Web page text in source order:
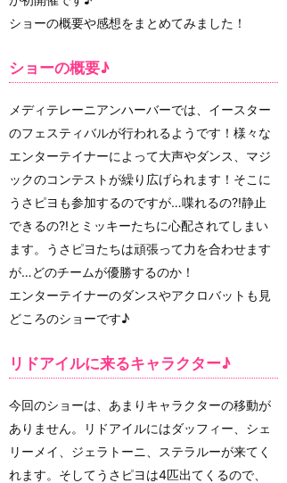
ショーの概要や感想をまとめてみました！
ショーの概要♪
メディテレーニアンハーバーでは、イースター
のフェスティバルが行われるようです！様々な
エンターテイナーによって大声やダンス、マジ
ックのコンテストが繰り広げられます！そこに
うさピヨも参加するのですが…喋れるの?!静止
できるの?!とミッキーたちに心配されてしまい
ます‎。うさピヨたちは頑張って力を合わせます
が…どのチームが優勝するのか！
エンターテイナーのダンスやアクロバットも見
どころのショーです♪
リドアイルに来るキャラクター♪
今回のショーは、あまりキャラクターの移動が
ありません。リドアイルにはダッフィー、シェ
リーメイ、ジェラトーニ、ステラルーが来てく
れます。そしてうさピヨは4匹出てくるので、